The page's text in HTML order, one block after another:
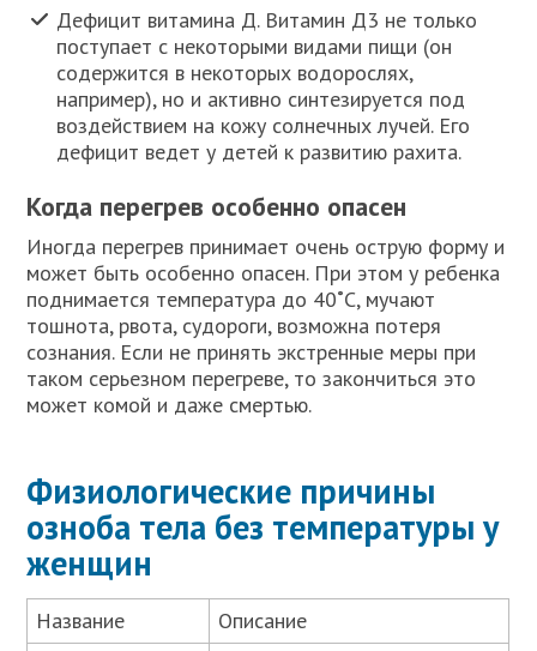
Дефицит витамина Д. Витамин Д3 не только
поступает с некоторыми видами пищи (он
содержится в некоторых водорослях,
например), но и активно синтезируется под
воздействием на кожу солнечных лучей. Его
дефицит ведет у детей к развитию рахита.
Когда перегрев особенно опасен
Иногда перегрев принимает очень острую форму и
может быть особенно опасен. При этом у ребенка
поднимается температура до 40˚С, мучают
тошнота, рвота, судороги, возможна потеря
сознания. Если не принять экстренные меры при
таком серьезном перегреве, то закончиться это
может комой и даже смертью.
Физиологические причины
озноба тела без температуры у
женщин
Название Описание